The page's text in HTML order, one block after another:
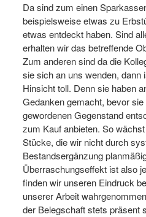
Da sind zum einen
beispielsweise etwas zu
etwas entdeckt haben. Sind
erhalten wir das betreffende
Zum anderen sind da die
sie sich an uns wenden, dann
Hinsicht toll. Denn sie haben
Gedanken gemacht, bevor
gewordenen Gegenstand
zum Kauf anbieten. So
Stücke, die wir nicht durch
Bestandsergänzung
Überraschungseffekt ist also
finden wir unseren Eindruck
unserer Arbeit
der Belegschaft stets präsent